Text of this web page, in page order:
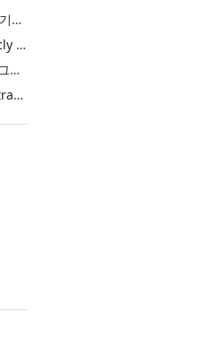
한전, 에너지 신산업 이끌 ‘한전기술지주’ 공식 출범
Purina Named as First Publicly Announced NIQ ConnectAI Charter Client
닐슨IQ, Connect AI 차터 프로그램 최초 고객사 ‘퓨리나’ 선정
Power Integrations Demonstrates World’s First 2200 V GaN Technology for Next-Era High-Voltage Power Systems